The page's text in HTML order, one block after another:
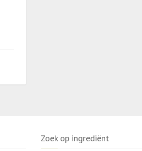
Zoek op ingrediënt